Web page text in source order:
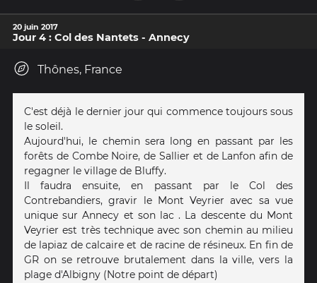
20 juin 2017
Jour 4 : Col des Nantets - Annecy
Thônes, France
C'est déjà le dernier jour qui commence toujours sous
le soleil.
Aujourd'hui, le chemin sera long en passant par les
forêts de Combe Noire, de Sallier et de Lanfon afin de
regagner le village de Bluffy.
Il faudra ensuite, en passant par le Col des
Contrebandiers, gravir le Mont Veyrier avec sa vue
unique sur Annecy et son lac . La descente du Mont
Veyrier est très technique avec son chemin au milieu
de lapiaz de calcaire et de racine de résineux. En fin de
GR on se retrouve brutalement dans la ville, vers la
plage d'Albigny (Notre point de départ)